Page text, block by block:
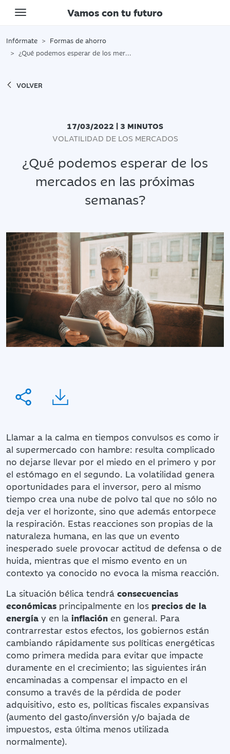
Toggle navigation
Vamos con tu futuro
Infórmate
Formas de ahorro
¿Qué podemos esperar de los mercados en las próximas semanas?
VOLVER
17/03/2022 | 3 MINUTOS
VOLATILIDAD DE LOS MERCADOS
¿Qué podemos esperar de los
mercados en las próximas
semanas?
Llamar a la calma en tiempos convulsos es como ir
al supermercado con hambre: resulta complicado
no dejarse llevar por el miedo en el primero y por
el estómago en el segundo. La volatilidad genera
oportunidades para el inversor, pero al mismo
tiempo crea una nube de polvo tal que no sólo no
deja ver el horizonte, sino que además entorpece
la respiración. Estas reacciones son propias de la
naturaleza humana, en las que un evento
inesperado suele provocar actitud de defensa o de
huida, mientras que el mismo evento en un
contexto ya conocido no evoca la misma reacción.
La situación bélica tendrá consecuencias
económicas principalmente en los precios de la
energía y en la inflación en general. Para
contrarrestar estos efectos, los gobiernos están
cambiando rápidamente sus políticas energéticas
como primera medida para evitar que impacte
duramente en el crecimiento; las siguientes irán
encaminadas a compensar el impacto en el
consumo a través de la pérdida de poder
adquisitivo, esto es, políticas fiscales expansivas
(aumento del gasto/inversión y/o bajada de
impuestos, esta última menos utilizada
normalmente).